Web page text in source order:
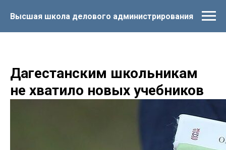
Высшая школа делового администрирования
Дагестанским школьникам
не хватило новых учебников